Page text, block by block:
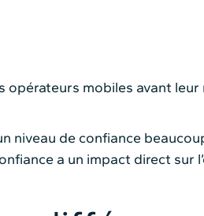
mobiles avant
de confiance
a un impact direct sur